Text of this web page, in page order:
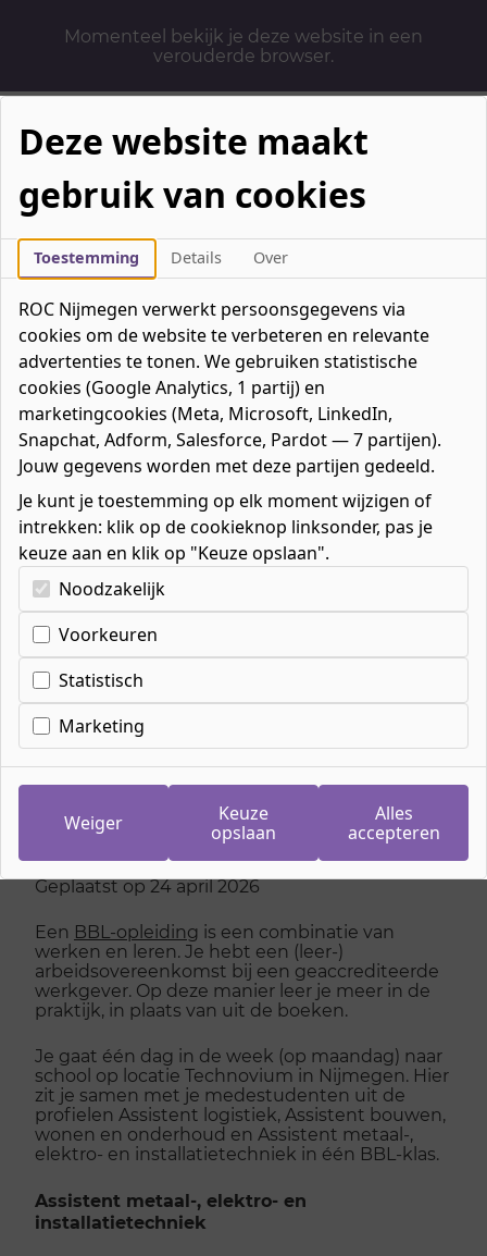
Momenteel bekijk je deze website in een
verouderde browser.
Mbo-opleidingen
Werken & Leren
Mavo / havo / vwo
Contact
Over ons
Bedrijven
Favorieten0favorieten
Mijn ROC
Zoeken
Home»Nieuws
Inschrijvingen BBL-opleidingen Entree weer
geopend
Inschrijvingen BBL-
opleidingen Entree
weer geopend
Geplaatst op 24 april 2026
Een BBL-opleiding is een combinatie van
werken en leren. Je hebt een (leer-)
arbeidsovereenkomst bij een geaccrediteerde
werkgever. Op deze manier leer je meer in de
praktijk, in plaats van uit de boeken.
Je gaat één dag in de week (op maandag) naar
school op locatie Technovium in Nijmegen. Hier
zit je samen met je medestudenten uit de
profielen Assistent logistiek, Assistent bouwen,
wonen en onderhoud en Assistent metaal-,
elektro- en installatietechniek in één BBL-klas.
Assistent metaal-, elektro- en
installatietechniek
Deze website maakt
gebruik van cookies
Toestemming Details Over
ROC Nijmegen verwerkt persoonsgegevens via
cookies om de website te verbeteren en relevante
advertenties te tonen. We gebruiken statistische
cookies (Google Analytics, 1 partij) en
marketingcookies (Meta, Microsoft, LinkedIn,
Snapchat, Adform, Salesforce, Pardot — 7 partijen).
Jouw gegevens worden met deze partijen gedeeld.
Je kunt je toestemming op elk moment wijzigen of
intrekken: klik op de cookieknop linksonder, pas je
keuze aan en klik op "Keuze opslaan".
Kies uw cookie-voorkeuren
Noodzakelijk
Voorkeuren
Statistisch
Marketing
Weiger
Keuze
opslaan
Alles
accepteren